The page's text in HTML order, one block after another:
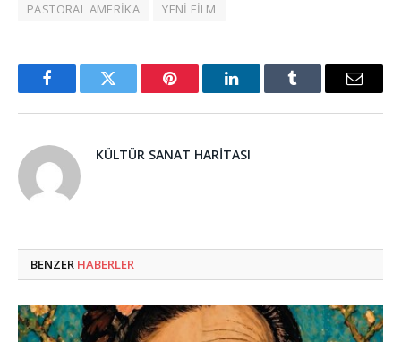
PASTORAL AMERİKA YENİ FİLM
FacebookTwitter Pinterest LinkedInTumblr Email
KÜLTÜR SANAT HARITASI
BENZER HABERLER